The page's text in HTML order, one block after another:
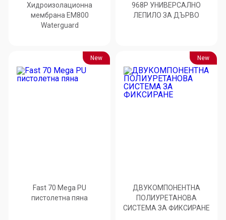
Хидроизолационна
мембрана EM800
Waterguard
968P УНИВЕРСАЛНО
ЛЕПИЛО ЗА ДЪРВО
New
Fast 70 Mega PU
пистолетна пяна
New
ДВУКОМПОНЕНТНА
ПОЛИУРЕТАНОВА
СИСТЕМА ЗА ФИКСИРАНЕ